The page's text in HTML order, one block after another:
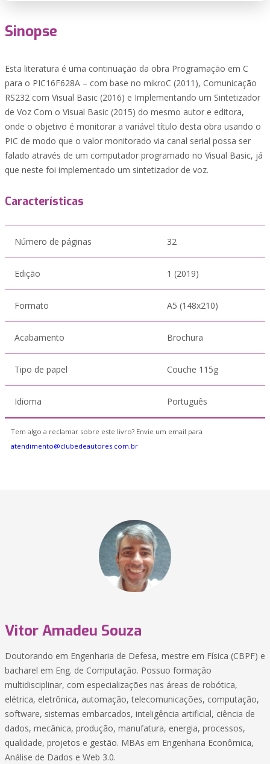
Sinopse
Esta literatura é uma continuação da obra Programação em C
para o PIC16F628A – com base no mikroC (2011), Comunicação
RS232 com Visual Basic (2016) e Implementando um Sintetizador
de Voz Com o Visual Basic (2015) do mesmo autor e editora,
onde o objetivo é monitorar a variável título desta obra usando o
PIC de modo que o valor monitorado via canal serial possa ser
falado através de um computador programado no Visual Basic, já
que neste foi implementado um sintetizador de voz.
Características
Número de páginas 32
Edição 1 (2019)
Formato A5 (148x210)
Acabamento Brochura
Tipo de papel Couche 115g
Idioma Português
Tem algo a reclamar sobre este livro? Envie um email para
atendimento@clubedeautores.com.br
Vitor Amadeu Souza
Doutorando em Engenharia de Defesa, mestre em Física (CBPF) e
bacharel em Eng. de Computação. Possuo formação
multidisciplinar, com especializações nas áreas de robótica,
elétrica, eletrônica, automação, telecomunicações, computação,
software, sistemas embarcados, inteligência artificial, ciência de
dados, mecânica, produção, manufatura, energia, processos,
qualidade, projetos e gestão. MBAs em Engenharia Econômica,
Análise de Dados e Web 3.0.